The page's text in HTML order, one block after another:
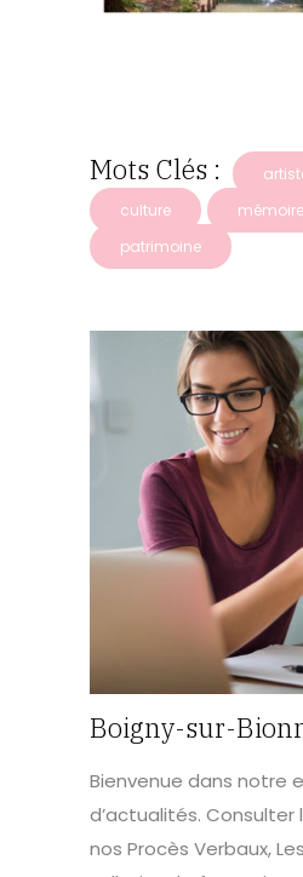
Mots Clés :
culture
mémoire
patrimoine
Boigny-sur-
Bienvenue dans notre
d’actualités. Consulter
nos Procès Verbaux,